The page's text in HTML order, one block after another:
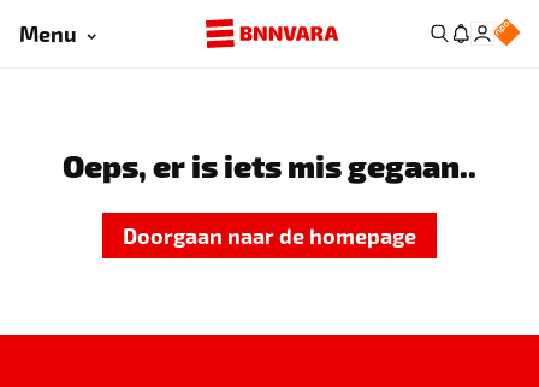
Menu
Oeps, er is iets mis gegaan..
Doorgaan naar de homepage